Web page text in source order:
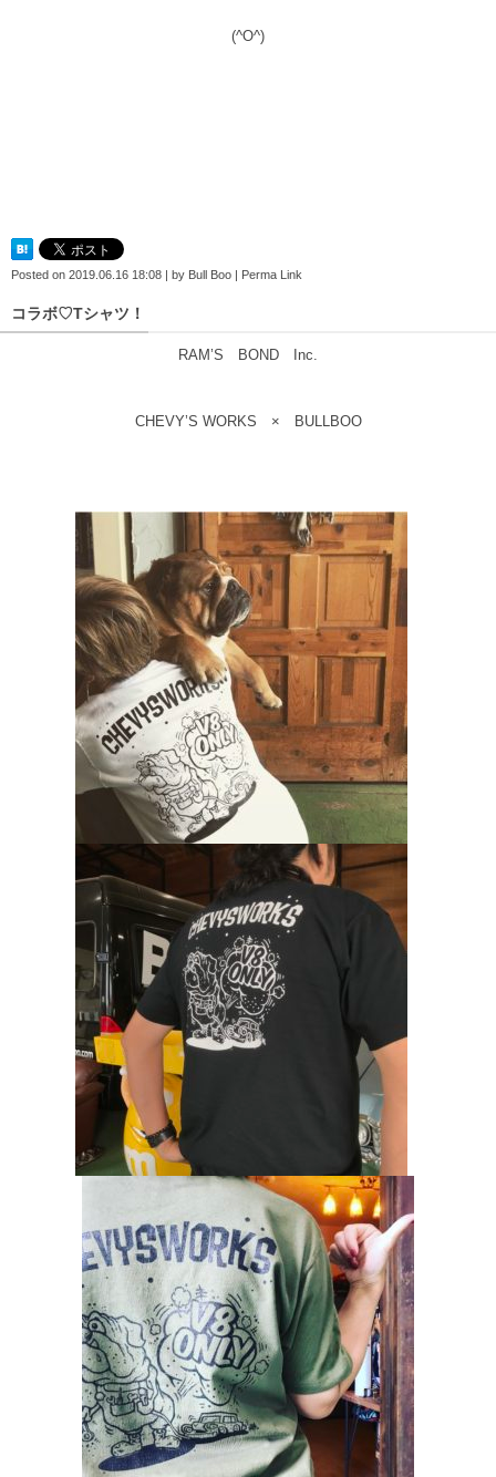
(^O^)
Posted on 2019.06.16 18:08 | by Bull Boo | Perma Link
コラボ♡Tシャツ！
RAM’S BOND Inc.
CHEVY’S WORKS × BULLBOO